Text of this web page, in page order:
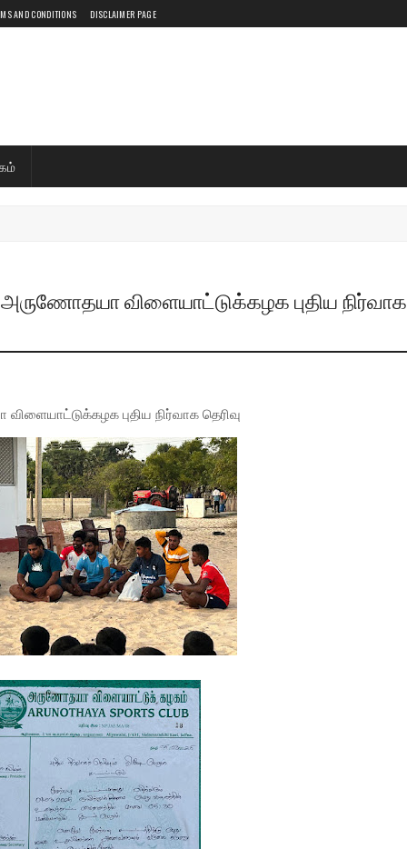
AND CONDITIONS DISCLAIMER PAGE
விளையாட்டுக்கழக புதிய நிர்வாக
புதிய நிர்வாக தெரிவு